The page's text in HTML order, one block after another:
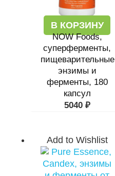
В КОРЗИНУ
NOW Foods,
суперферменты,
пищеварительные
энзимы и
ферменты, 180
капсул
5040 ₽
Add to Wishlist